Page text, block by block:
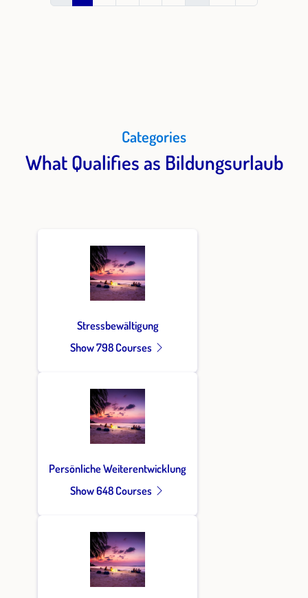
Categories
What Qualifies as Bildungsurlaub
Stressbewältigung
Show 798 Courses
Persönliche Weiterentwicklung
Show 648 Courses